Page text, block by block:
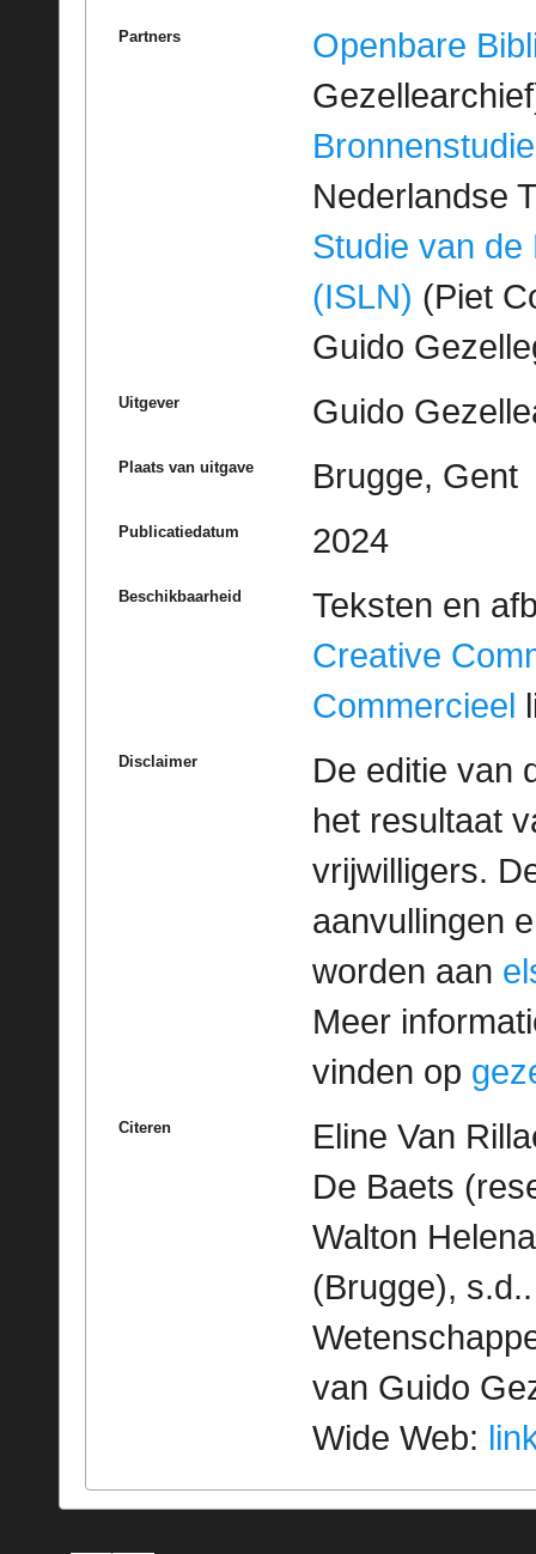
Partners
Openbare
Bronnenstudie
Nederlandse
Studie van de
(ISLN) (Piet
Guido
Uitgever Guido
Plaats van uitgave Brugge, Gent
Publicatiedatum 2024
Beschikbaarheid
Teksten en
Creative
Commercieel
Disclaimer
De editie van
het resultaat
vrijwilligers.
aanvullingen
worden aan
Meer
vinden op
Citeren
Eline Van
De Baets
Walton
(Brugge),
van Guido
Wide Web: